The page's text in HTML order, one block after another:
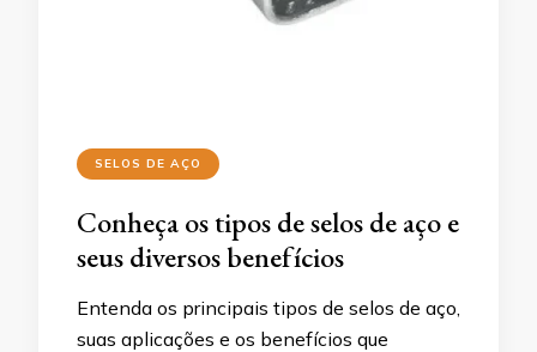
SELOS DE AÇO
Conheça os tipos de selos de aço e
seus diversos benefícios
Entenda os principais tipos de selos de aço,
suas aplicações e os benefícios que